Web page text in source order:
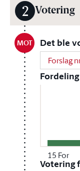
2 Votering
MOT Det ble
Forslag
Fordeling
15 For
Votering